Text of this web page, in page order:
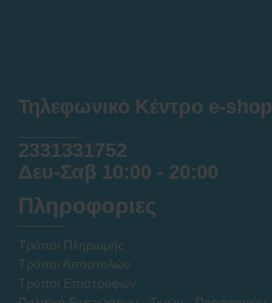
Τηλεφωνικό Κέντρο e-shop
2331331752
Δευ-Σαβ 10:00 - 20:00
Πληροφοριες
Τρόποι Πληρωμής
Τρόποι Αποστολών
Τρόποι Επιστροφών